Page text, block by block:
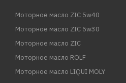
Моторное масло ZIC 5w40
Моторное масло ZIC 5w30
Моторное масло ZIC
Моторное масло ROLF
Моторное масло LIQUI MOLY